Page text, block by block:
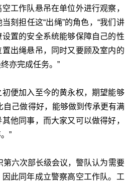
工作队悬吊在单位外进行观察，
刻担任这“出绳”的角色，“我们讲
置的安全系统能够保障自己的性
出绳悬吊，同时又要顾及室内的
亦完成任务。”
便加入至今的黄永权，期望能够
自己做得好，能够做到传承更有满
他同事，而大家又可以做得好，
”
第六次部长级会议，警队认为需要
此同年成立警察高空工作队。工